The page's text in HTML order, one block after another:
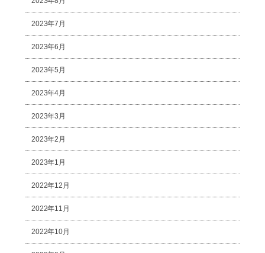
2023年7月
2023年6月
2023年5月
2023年4月
2023年3月
2023年2月
2023年1月
2022年12月
2022年11月
2022年10月